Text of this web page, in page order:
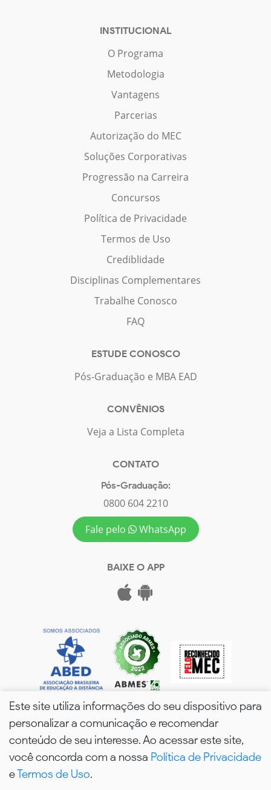
INSTITUCIONAL
O Programa
Metodologia
Vantagens
Parcerias
Autorização do MEC
Soluções Corporativas
Progressão na Carreira
Concursos
Política de Privacidade
Termos de Uso
Crediblidade
Disciplinas Complementares
Trabalhe Conosco
FAQ
ESTUDE CONOSCO
Pós-Graduação e MBA EAD
CONVÊNIOS
Veja a Lista Completa
CONTATO
Pós-Graduação:
0800 604 2210
Fale pelo
WhatsApp
BAIXE O APP
wPós - 2026. Todos os Direitos Reservados.
Este site utiliza informações do seu dispositivo para
personalizar a comunicação e recomendar
conteúdo de seu interesse. Ao acessar este site,
você concorda com a nossa Política de Privacidade
eTermos de Uso.